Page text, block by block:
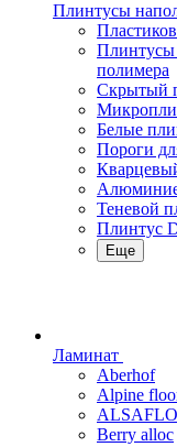
Плинтусы
Плинтусы
полимера
Скрытый
Белые
Пороги
Теневой
Плинтус
Еще
Ламинат
Aberhof
Alpine
Berry alloc